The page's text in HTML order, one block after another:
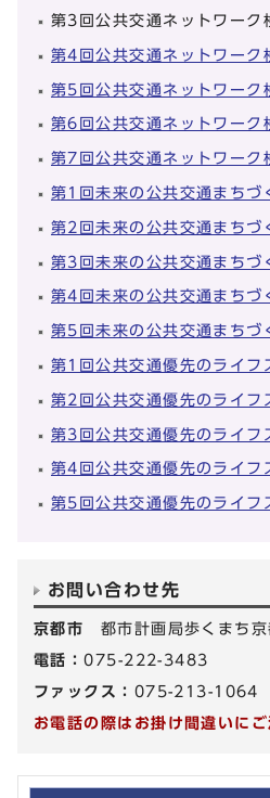
第3回公共交通ネットワーク
第4回公共交通ネットワーク
第5回公共交通ネットワーク
第6回公共交通ネットワーク
第7回公共交通ネットワーク
第1回未来の公共交通まちづ
第2回未来の公共交通まちづ
第3回未来の公共交通まちづ
第4回未来の公共交通まちづ
第5回未来の公共交通まちづ
第1回公共交通優先のライフ
第2回公共交通優先のライフ
第3回公共交通優先のライフ
第4回公共交通優先のライフ
第5回公共交通優先のライフ
お問い合わせ先
京都市 都市計画局歩くまち
電話：075-222-3483
ファックス： 075-213-1064
お電話の際はお掛け間違いに